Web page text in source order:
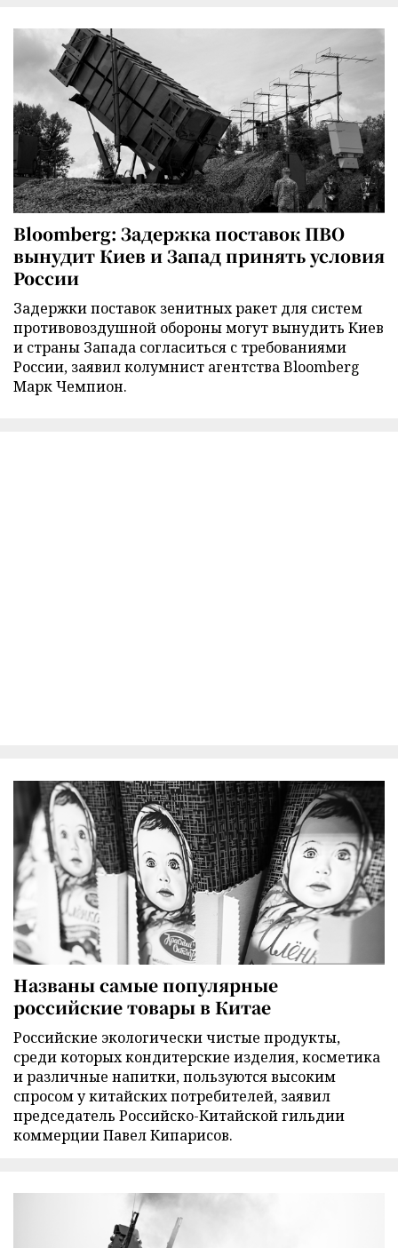
Bloomberg: Задержка поставок ПВО
вынудит Киев и Запад принять условия
России
Задержки поставок зенитных ракет для систем
противовоздушной обороны могут вынудить Киев
и страны Запада согласиться с требованиями
России, заявил колумнист агентства Bloomberg
Марк Чемпион.
Названы самые популярные
российские товары в Китае
Российские экологически чистые продукты,
среди которых кондитерские изделия, косметика
и различные напитки, пользуются высоким
спросом у китайских потребителей, заявил
председатель Российско-Китайской гильдии
коммерции Павел Кипарисов.